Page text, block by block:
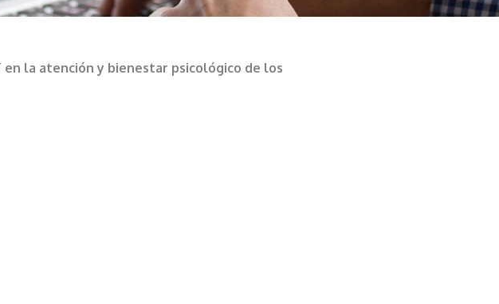
en la atención y bienestar psicológico de los